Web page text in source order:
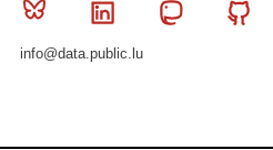
Bluesky Linkedin Mastodon
info@data.public.lu